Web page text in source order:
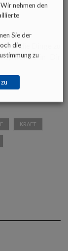
auf die Dinge zu
welche in Dir
KRAFT
nehmen den
Sie der
die
zu